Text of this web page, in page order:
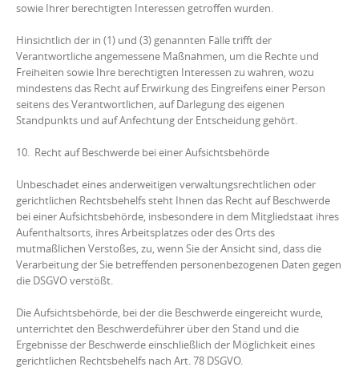
sowie Ihrer berechtigten Interessen getroffen wurden.
Hinsichtlich der in (1) und (3) genannten Fälle trifft der
Verantwortliche angemessene Maßnahmen, um die Rechte und
Freiheiten sowie Ihre berechtigten Interessen zu wahren, wozu
mindestens das Recht auf Erwirkung des Eingreifens einer Person
seitens des Verantwortlichen, auf Darlegung des eigenen
Standpunkts und auf Anfechtung der Entscheidung gehört.
10. Recht auf Beschwerde bei einer Aufsichtsbehörde
Unbeschadet eines anderweitigen verwaltungsrechtlichen oder
gerichtlichen Rechtsbehelfs steht Ihnen das Recht auf Beschwerde
bei einer Aufsichtsbehörde, insbesondere in dem Mitgliedstaat ihres
Aufenthaltsorts, ihres Arbeitsplatzes oder des Orts des
mutmaßlichen Verstoßes, zu, wenn Sie der Ansicht sind, dass die
Verarbeitung der Sie betreffenden personenbezogenen Daten gegen
die DSGVO verstößt.
Die Aufsichtsbehörde, bei der die Beschwerde eingereicht wurde,
unterrichtet den Beschwerdeführer über den Stand und die
Ergebnisse der Beschwerde einschließlich der Möglichkeit eines
gerichtlichen Rechtsbehelfs nach Art. 78 DSGVO.